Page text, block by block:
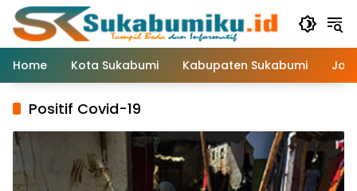
Langsung
konten
Home
Kota Sukabumi Kabupaten Sukabumi
Positif Covid-19